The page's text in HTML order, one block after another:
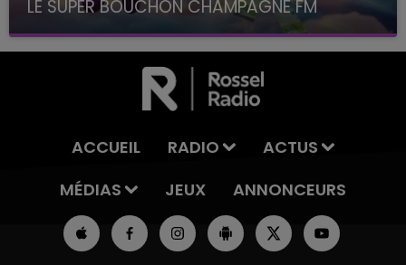
LE SUPER BOUCHON CHAMPAGNE FM
avec La Famille Champagne FM, à 8H10
ACCUEIL RADIO
ACTUS
MÉDIAS
JEUX ANNONCEURS